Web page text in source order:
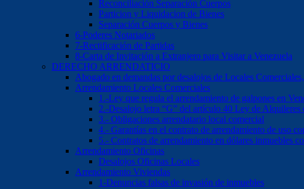
Reconciliación Separación Cuerpos
Particion y Liquidacion de Bienes
Separación Cuerpos y Bienes
6-Poderes Notariados
7-Rectificación de Partidas
8-Carta de Invitación a Extranjero para Visitar a Venezuela
DERECHO ARRENDATICIO
Abogado en demandas por desalojos de Locales
Arrendamiento Locales Comerciales
1.-Ley que regula el arrendamiento de galpones en
2.-Desalojo letra “G” del artículo 40 Ley de Alquileres
3.- Obligaciones arrendatario local comercial
4.- Garantías en el contrato de arrendamiento de uso
5.- Contratos de arrendamiento en dólares inmuebles
Arrendamiento Oficinas
Desalojos Oficinas Locales
Arrendamiento Viviendas
1-Denuncias falsas de invasión de inmuebles